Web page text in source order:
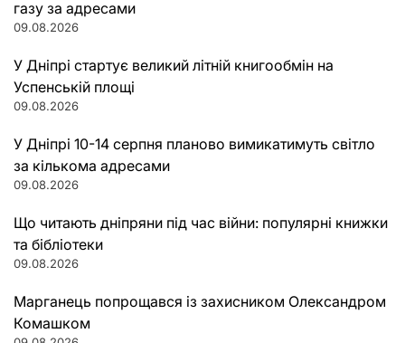
газу за адресами
09.08.2026
У Дніпрі стартує великий літній книгообмін на
Успенській площі
09.08.2026
У Дніпрі 10-14 серпня планово вимикатимуть світло
за кількома адресами
09.08.2026
Що читають дніпряни під час війни: популярні книжки
та бібліотеки
09.08.2026
Марганець попрощався із захисником Олександром
Комашком